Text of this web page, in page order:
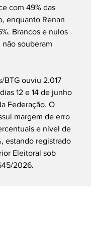
com 49% das
enquanto Renan
Brancos e nulos
não souberam
BTG ouviu 2.017
12 e 14 de junho
Federação. O
margem de erro
e nível de
estando registrado
Eleitoral sob
2026.